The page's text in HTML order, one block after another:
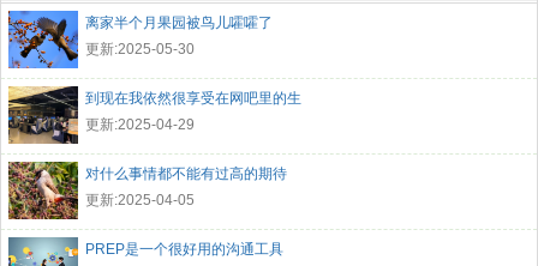
离家半个月果园被鸟儿嚯嚯了
更新:2025-05-30
到现在我依然很享受在网吧里的生
更新:2025-04-29
对什么事情都不能有过高的期待
更新:2025-04-05
PREP是一个很好用的沟通工具